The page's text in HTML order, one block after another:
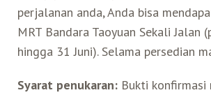
perjalanan anda, Anda bisa
MRT Bandara Taoyuan Sekali Jalan
hingga 31 Juni). Selama persedian
Syarat penukaran:Bukti konfirmasi